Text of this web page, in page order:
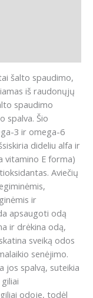
šalto spaudimo,
iš raudonųjų
spaudimo
spalva. Šio
3 ir omega-6
dideliu alfa ir
vitamino E forma)
Aviečių
ir
apsaugoti odą
ir drėkina odą,
sveiką odos
senėjimo.
jos spalvą, suteikia
odoje, todėl